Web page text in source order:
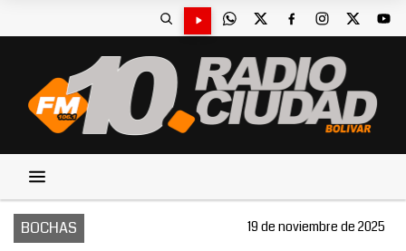
BOCHAS 19 de noviembre de 2025